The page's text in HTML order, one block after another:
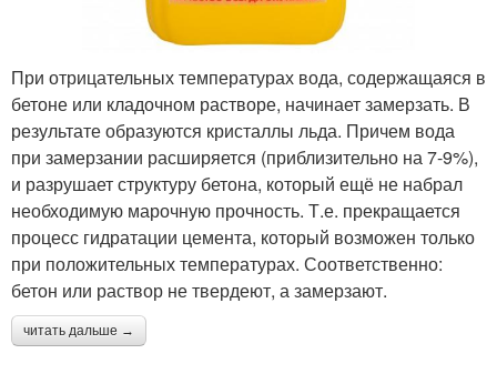
При отрицательных температурах вода, содержащаяся в
бетоне или кладочном растворе, начинает замерзать. В
результате образуются кристаллы льда. Причем вода
при замерзании расширяется (приблизительно на 7-9%),
и разрушает структуру бетона, который ещё не набрал
необходимую марочную прочность. Т.е. прекращается
процесс гидратации цемента, который возможен только
при положительных температурах. Соответственно:
бетон или раствор не твердеют, а замерзают.
читать дальше →